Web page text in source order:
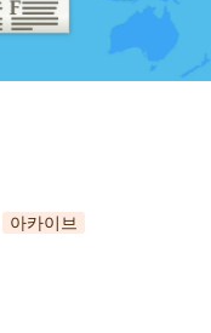
아카이브